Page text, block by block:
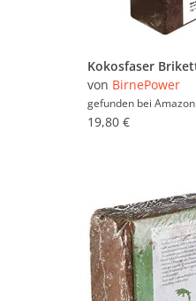
von BirnePower
gefunden bei Amazon
19,80 €